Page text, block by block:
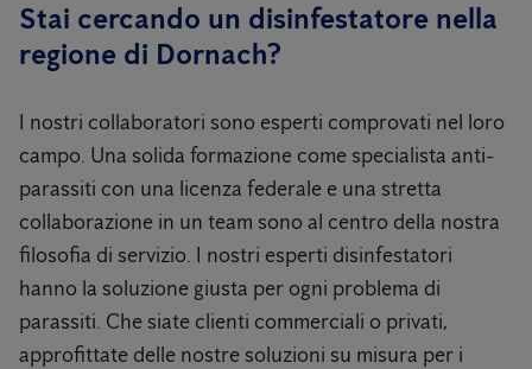
Stai cercando un disinfestatore nella
regione di Dornach?
I nostri collaboratori sono esperti comprovati nel loro
campo. Una solida formazione come specialista anti-
parassiti con una licenza federale e una stretta
collaborazione in un team sono al centro della nostra
filosofia di servizio. I nostri esperti disinfestatori
hanno la soluzione giusta per ogni problema di
parassiti. Che siate clienti commerciali o privati,
approfittate delle nostre soluzioni su misura per i